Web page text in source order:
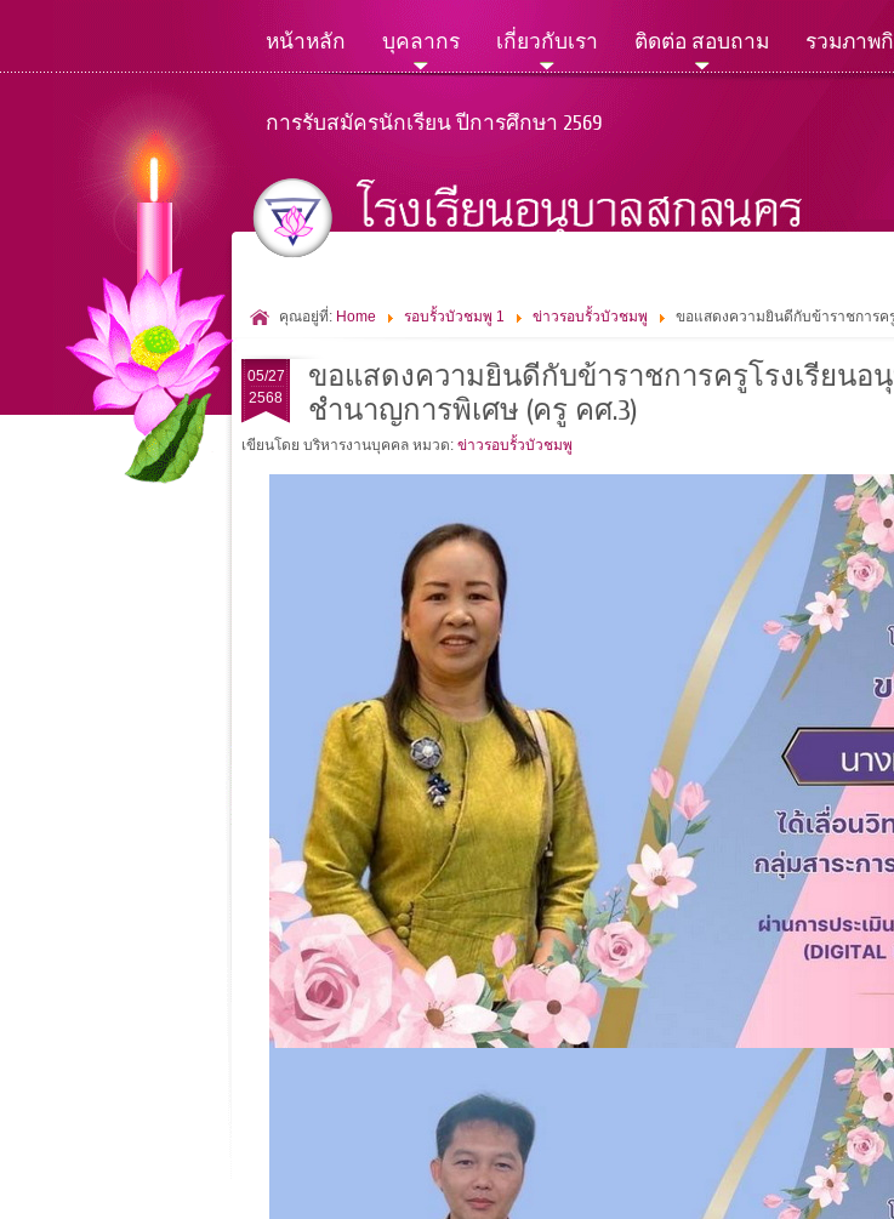
หน้าหลัก บุคลากร เกี่ยวกับเรา ติดต่อ สอบถาม รวมภาพ
การรับสมัครนักเรียน ปีการศึกษา 2569
คุณอยู่ที่: Home รอบรั้วบัวชมพู 1 ข่าวรอบรั้วบัวชมพู ขอแสดงความยินดีกับข้าราชการค
05/27
2568
ขอแสดงความยินดีกับข้าราชการครูโรงเรียนอ
ชำนาญการพิเศษ (ครู คศ.3)
เขียนโดย บริหารงานบุคคล หมวด: ข่าวรอบรั้วบัวชมพู